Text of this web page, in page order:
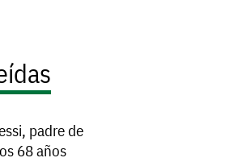
padre de
68 años